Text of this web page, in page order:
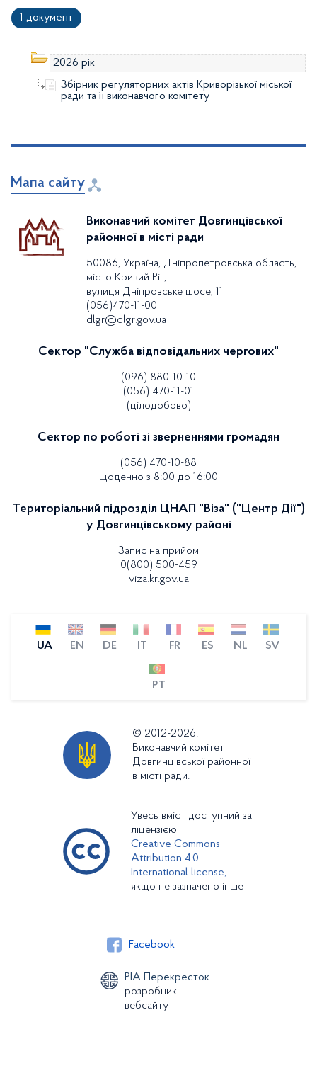
1 документ
2026 рік
Збірник регуляторних актів Криворізької міської
ради та її виконавчого комітету
Мапа сайту
Виконавчий комітет Довгинцівської
районної в місті ради
50086, Україна, Дніпропетровська область,
місто Кривий Ріг,
вулиця Дніпровське шосе, 11
(056)470-11-00
dlgr@dlgr.gov.ua
Сектор "Служба відповідальних чергових"
(096) 880-10-10
(056) 470-11-01
(цілодобово)
Сектор по роботі зі зверненнями громадян
(056) 470-10-88
щоденно з 8:00 до 16:00
Територіальний підрозділ ЦНАП "Віза" ("Центр Дії")
у Довгинцівському районі
Запис на прийом
0(800) 500-459
viza.kr.gov.ua
UA EN DE IT FR ES NL SV
PT
© 2012-2026.
Виконавчий комітет
Довгинцівської районної
в місті ради.
Увесь вміст доступний за
ліцензією
Creative Commons
Attribution 4.0
International license,
якщо не зазначено інше
Facebook
РІА Перекресток
розробник
вебсайту